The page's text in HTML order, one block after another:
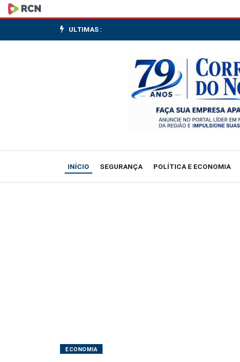
CMN
aprova
crédito
emergencial
ULTIMAS :
INÍCIO SEGURANÇA POLÍTICA E ECONOMIA
ECONOMIA